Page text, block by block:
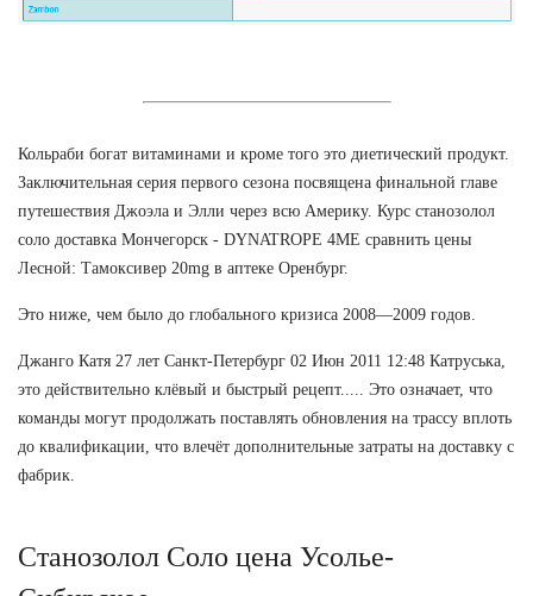
Кольраби богат витаминами и кроме того это диетический продукт.
Заключительная серия первого сезона посвящена финальной главе
путешествия Джоэла и Элли через всю Америку. Курс станозолол
соло доставка Мончегорск - DYNATROPE 4ME сравнить цены
Лесной: Тамоксивер 20mg в аптеке Оренбург.
Это ниже, чем было до глобального кризиса 2008—2009 годов.
Джанго Катя 27 лет Санкт-Петербург 02 Июн 2011 12:48 Катруська,
это действительно клёвый и быстрый рецепт..... Это означает, что
команды могут продолжать поставлять обновления на трассу вплоть
до квалификации, что влечёт дополнительные затраты на доставку с
фабрик.
Станозолол Соло цена Усолье-